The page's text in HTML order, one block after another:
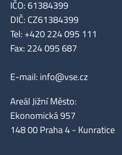
IČO: 61384399
DIČ: CZ61384399
Tel: +420 224 095 111
Fax: 224 095 687
E-mail: info@vse.cz
Areál Jižní Město:
Ekonomická 957
148 00 Praha 4 - Kunratice